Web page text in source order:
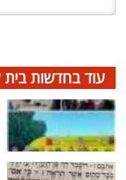
עוד בחדשות